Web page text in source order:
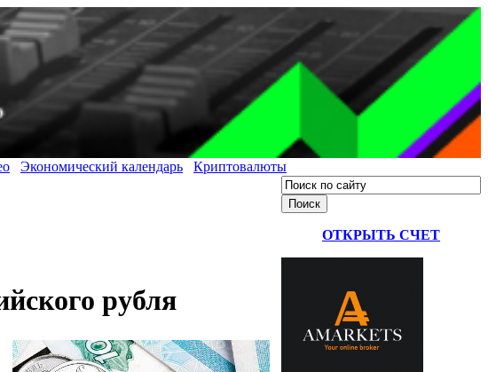
Экономический календарь Криптовалюты
рубля
ОТКРЫТЬ СЧЕТ